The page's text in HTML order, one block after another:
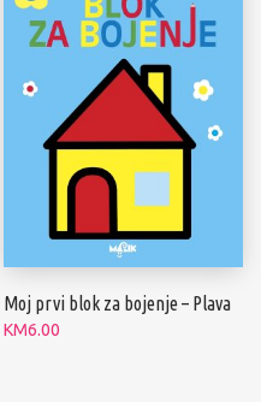
Moj prvi blok za bojenje – Plava
KM6.00